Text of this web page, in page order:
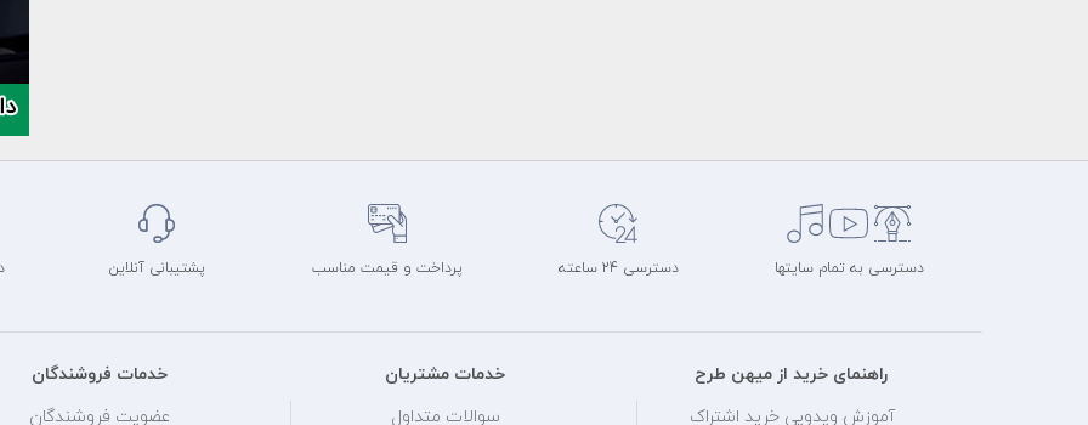
دسترسی به تمام سایتها دسترسی 24 ساعته پرداخت و قیمت مناسب پشتیبانی آنلاین
راهنمای خرید از میهن طرح
آموزش ویدویی خرید اشتراک
خدمات مشتریان
سوالات متداول
خدمات فروشندگان
عضویت فروشندگان